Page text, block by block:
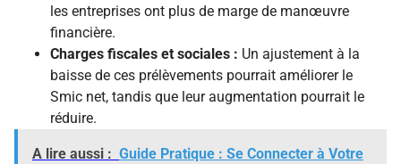
les entreprises ont plus de marge de manœuvre
financière.
Charges fiscales et sociales : Un ajustement à la
baisse de ces prélèvements pourrait améliorer le
Smic net, tandis que leur augmentation pourrait le
réduire.
A lire aussi : Guide Pratique : Se Connecter à Votre